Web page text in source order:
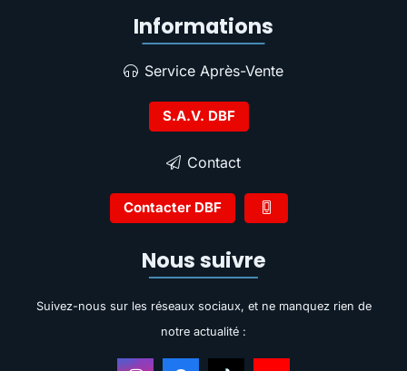
Informations
Service Après-Vente
S.A.V. DBF
Contact
Contacter DBF
Nous suivre
Suivez-nous sur les réseaux sociaux, et ne manquez rien de
notre actualité :